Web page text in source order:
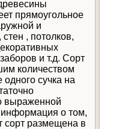
прямоугольное
и
, потолков,
и т.д. Сорт
количеством
одного сучка на
выраженной
информация о том,
сорт размещена в
обработку